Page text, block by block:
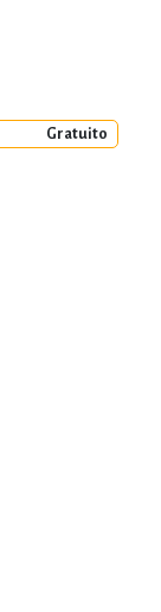
Gratuito